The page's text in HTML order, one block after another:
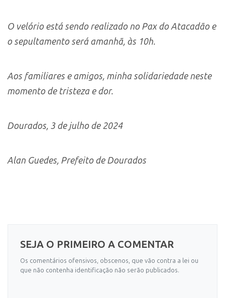
O velório está sendo realizado no Pax do Atacadão e
o sepultamento será amanhã, às 10h.
Aos familiares e amigos, minha solidariedade neste
momento de tristeza e dor.
Dourados, 3 de julho de 2024
Alan Guedes, Prefeito de Dourados
SEJA O PRIMEIRO A COMENTAR
Os comentários ofensivos, obscenos, que vão contra a lei ou
que não contenha identificação não serão publicados.